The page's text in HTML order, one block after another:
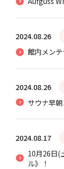
2024.08.26
館内メン
2024.08.26
サウナ早
2024.08.17
10月26日(
ル》！